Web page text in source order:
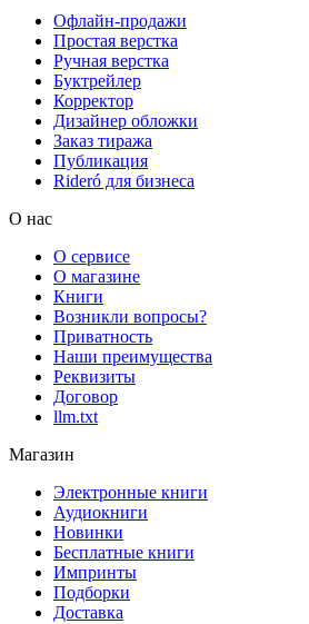
Офлайн-продажи
Простая верстка
Ручная верстка
Буктрейлер
Корректор
Дизайнер обложки
Заказ тиража
Публикация
Rideró для бизнеса
О нас
О сервисе
О магазине
Книги
Возникли вопросы?
Приватность
Наши преимущества
Реквизиты
Договор
llm.txt
Магазин
Электронные книги
Аудиокниги
Новинки
Бесплатные книги
Импринты
Подборки
Доставка